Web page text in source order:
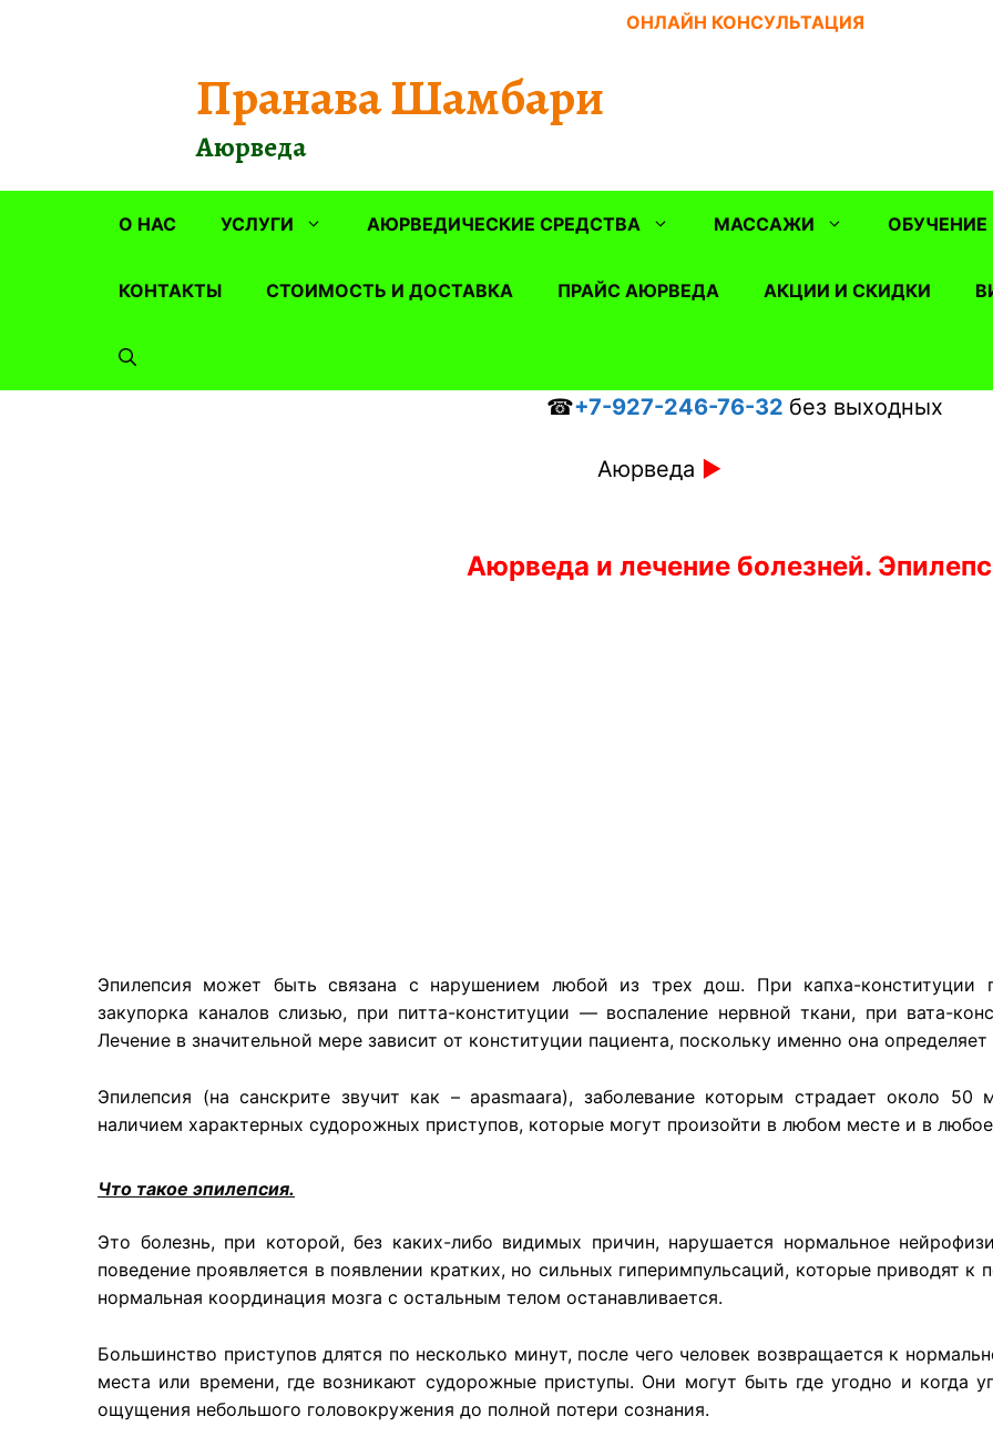
ОНЛАЙН КОНСУЛЬТАЦИЯ
Пранава Шамбари
Аюрведа
О НАС УСЛУГИ АЮРВЕДИЧЕСКИЕ СРЕДСТВА МАССАЖИ ОБУЧЕНИЕ
КОНТАКТЫ СТОИМОСТЬ И ДОСТАВКА ПРАЙС АЮРВЕДА АКЦИИ И СКИДКИ
☎+7-927-246-76-32 без выходных
Аюрведа ►
Аюрведа и лечение болезней.
Эпилепсия может быть связана с нарушением любой из трех дош. При капха-конституции
закупорка каналов слизью, при питта-конституции — воспаление нервной ткани, при вата-
Лечение в значительной мере зависит от конституции пациента, поскольку именно она
Эпилепсия (на санскрите звучит как – apasmaara), заболевание которым страдает около 50
наличием характерных судорожных приступов, которые могут произойти в любом месте и в
Что такое эпилепсия.
Это болезнь, при которой, без каких-либо видимых причин, нарушается нормальное
поведение проявляется в появлении кратких, но сильных гиперимпульсаций, которые приводят к
нормальная координация мозга с остальным телом останавливается.
Большинство приступов длятся по несколько минут, после чего человек возвращается к
места или времени, где возникают судорожные приступы. Они могут быть где угодно и когда
ощущения небольшого головокружения до полной потери сознания.